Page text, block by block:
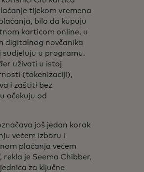
tijekom vremena
bilo da kupuju
karticom online, u
digitalnog novčanika
sudjeluju u programu.
uživati u istoj
(tokenizaciji),
i zaštiti bez
očekuju od
još jedan korak
većem izboru i
plaćanja većem
rekla je Seema Chibber,
za ključne